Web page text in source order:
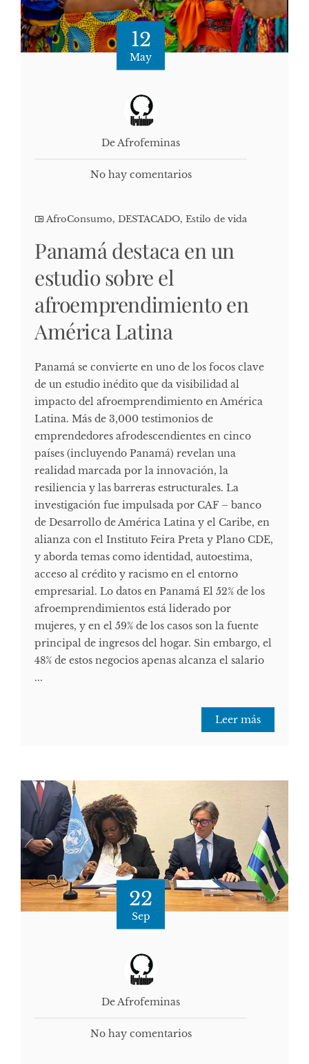
12
May
De Afrofeminas
No hay comentarios
AfroConsumo, DESTACADO, Estilo de vida
Panamá destaca en un
estudio sobre el
afroemprendimiento en
América Latina
Panamá se convierte en uno de los focos clave
de un estudio inédito que da visibilidad al
impacto del afroemprendimiento en América
Latina. Más de 3,000 testimonios de
emprendedores afrodescendientes en cinco
países (incluyendo Panamá) revelan una
realidad marcada por la innovación, la
resiliencia y las barreras estructurales. La
investigación fue impulsada por CAF – banco
de Desarrollo de América Latina y el Caribe, en
alianza con el Instituto Feira Preta y Plano CDE,
y aborda temas como identidad, autoestima,
acceso al crédito y racismo en el entorno
empresarial. Lo datos en Panamá El 52% de los
afroemprendimientos está liderado por
mujeres, y en el 59% de los casos son la fuente
principal de ingresos del hogar. Sin embargo, el
48% de estos negocios apenas alcanza el salario
...
Leer más
22
Sep
De Afrofeminas
No hay comentarios